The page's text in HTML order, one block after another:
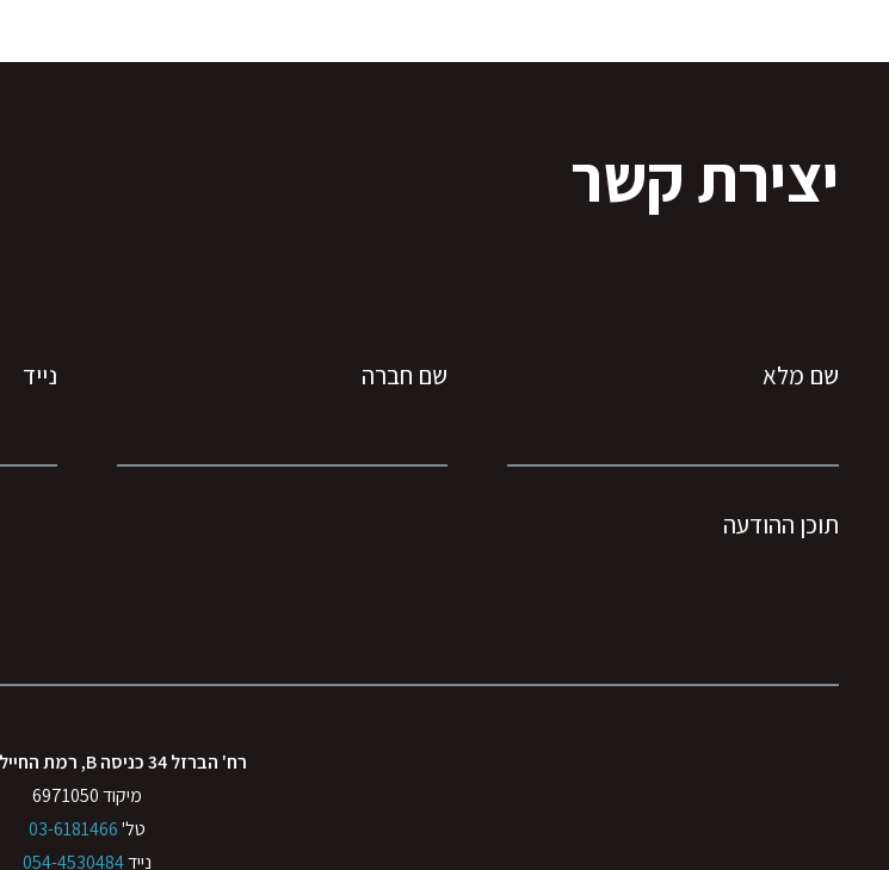
יצירת קשר
שם מלא שם חברה נייד
תוכן ההודעה
רח' הברזל 34 כניסה B, רמת החייל, תל אביב
מיקוד 6971050
טל'03-6181466
נייד054-4530484